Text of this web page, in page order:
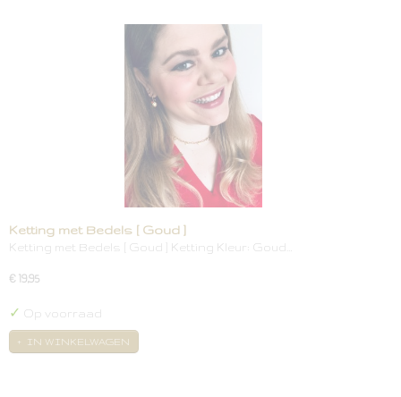
Ketting met Bedels [ Goud ]
Ketting met Bedels [ Goud ] Ketting Kleur: Goud…
€ 19,95
✓ Op voorraad
IN WINKELWAGEN